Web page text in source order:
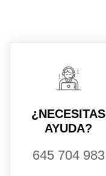
¿NECESITAS
AYUDA?
645 704 983